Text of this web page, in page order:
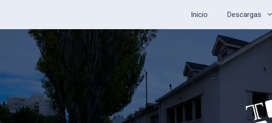
Inicio Descargas